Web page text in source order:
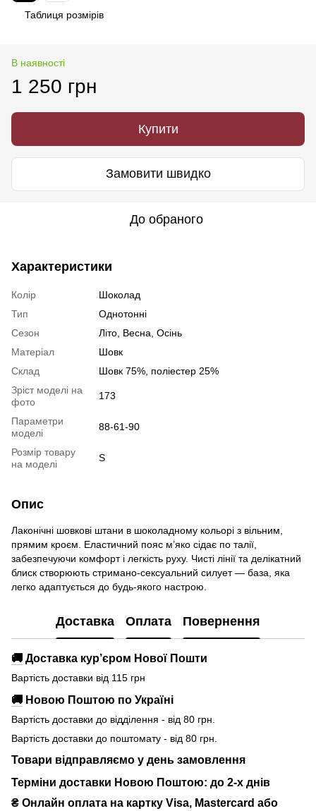
Таблиця розмірів
В наявності
1 250 грн
Купити
Замовити швидко
До обраного
Характеристики
Колір
Шоколад
Тип
Однотонні
Сезон
Літо, Весна, Осінь
Матеріал
Шовк
Склад
Шовк 75%, поліестер 25%
Зріст моделі на
фото
173
Параметри
моделі
88-61-90
Розмір товару
на моделі
S
Опис
Лаконічні шовкові штани в шоколадному кольорі з вільним,
прямим кроєм. Еластичний пояс м’яко сідає по талії,
забезпечуючи комфорт і легкість руху. Чисті лінії та делікатний
блиск створюють стримано-сексуальний силует — база, яка
легко адаптується до будь-якого настрою.
Доставка Оплата Повернення
🚚 Доставка кур’єром Нової Пошти
Вартість доставки від 115 грн
🚚 Новою Поштою по Україні
Вартість доставки до відділення - від 80 грн.
Вартість доставки до поштомату - від 80 грн.
Товари відправляємо у день замовлення
Терміни доставки Новою Поштою: до 2-х днів
₴ Онлайн оплата на картку Visa, Mastercard або